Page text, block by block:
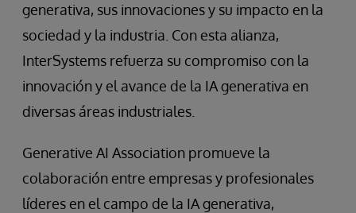
generativa, sus innovaciones y su impacto en la
sociedad y la industria. Con esta alianza,
InterSystems refuerza su compromiso con la
innovación y el avance de la IA generativa en
diversas áreas industriales.
Generative AI Association promueve la
colaboración entre empresas y profesionales
líderes en el campo de la IA generativa,